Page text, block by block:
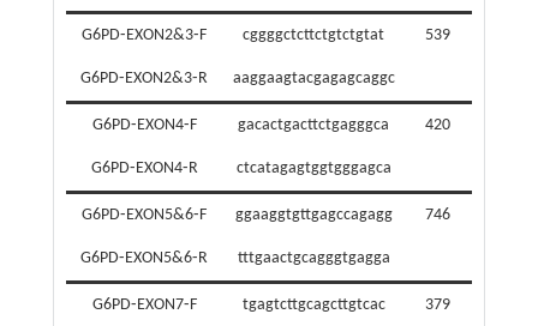
G6PD⁃EXON2&3⁃F cggggctcttctgtctgtat 539
G6PD⁃EXON2&3⁃R aaggaagtacgagagcaggc
G6PD⁃EXON4⁃F gacactgacttctgagggca 420
G6PD⁃EXON4⁃R ctcatagagtggtgggagca
G6PD⁃EXON5&6⁃F ggaaggtgttgagccagagg 746
G6PD⁃EXON5&6⁃R tttgaactgcagggtgagga
G6PD⁃EXON7⁃F tgagtcttgcagcttgtcac 379